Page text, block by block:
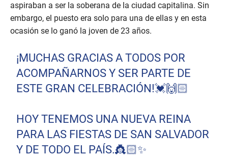
aspiraban a ser la soberana de la ciudad capitalina. Sin
embargo, el puesto era solo para una de ellas y en esta
ocasión se lo ganó la joven de 23 años.
¡MUCHAS GRACIAS A TODOS POR
ACOMPAÑARNOS Y SER PARTE DE
ESTE GRAN CELEBRACIÓN!💓🙌🏻
HOY TENEMOS UNA NUEVA REINA
PARA LAS FIESTAS DE SAN SALVADOR
Y DE TODO EL PAÍS.👸🏻✨